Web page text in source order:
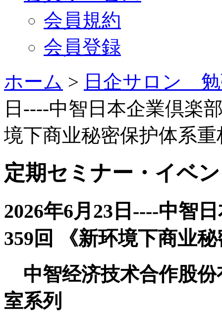
会員規約
会員登録
ホーム > 日企サロン
日----中智日本企業倶楽
境下商业秘密保护体系
定期セミナー・イベ
2026年6月23日----中智
359回 《新环境下商业
中智经济技术合作股
室系列